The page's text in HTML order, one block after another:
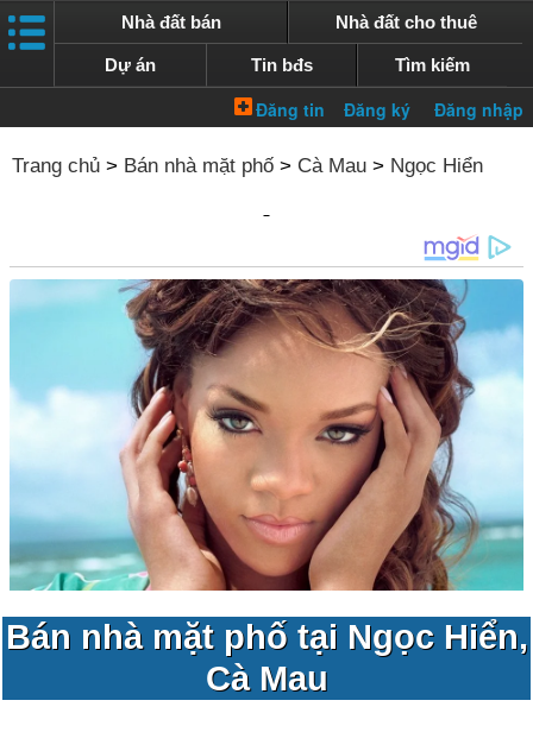
Nhà đất bán Nhà đất cho thuê
Dự án Tin bđs Tìm kiếm
Trang chủ > Bán nhà mặt phố > Cà Mau > Ngọc Hiển
Bán nhà mặt phố tại Ngọc Hiển,
Cà Mau